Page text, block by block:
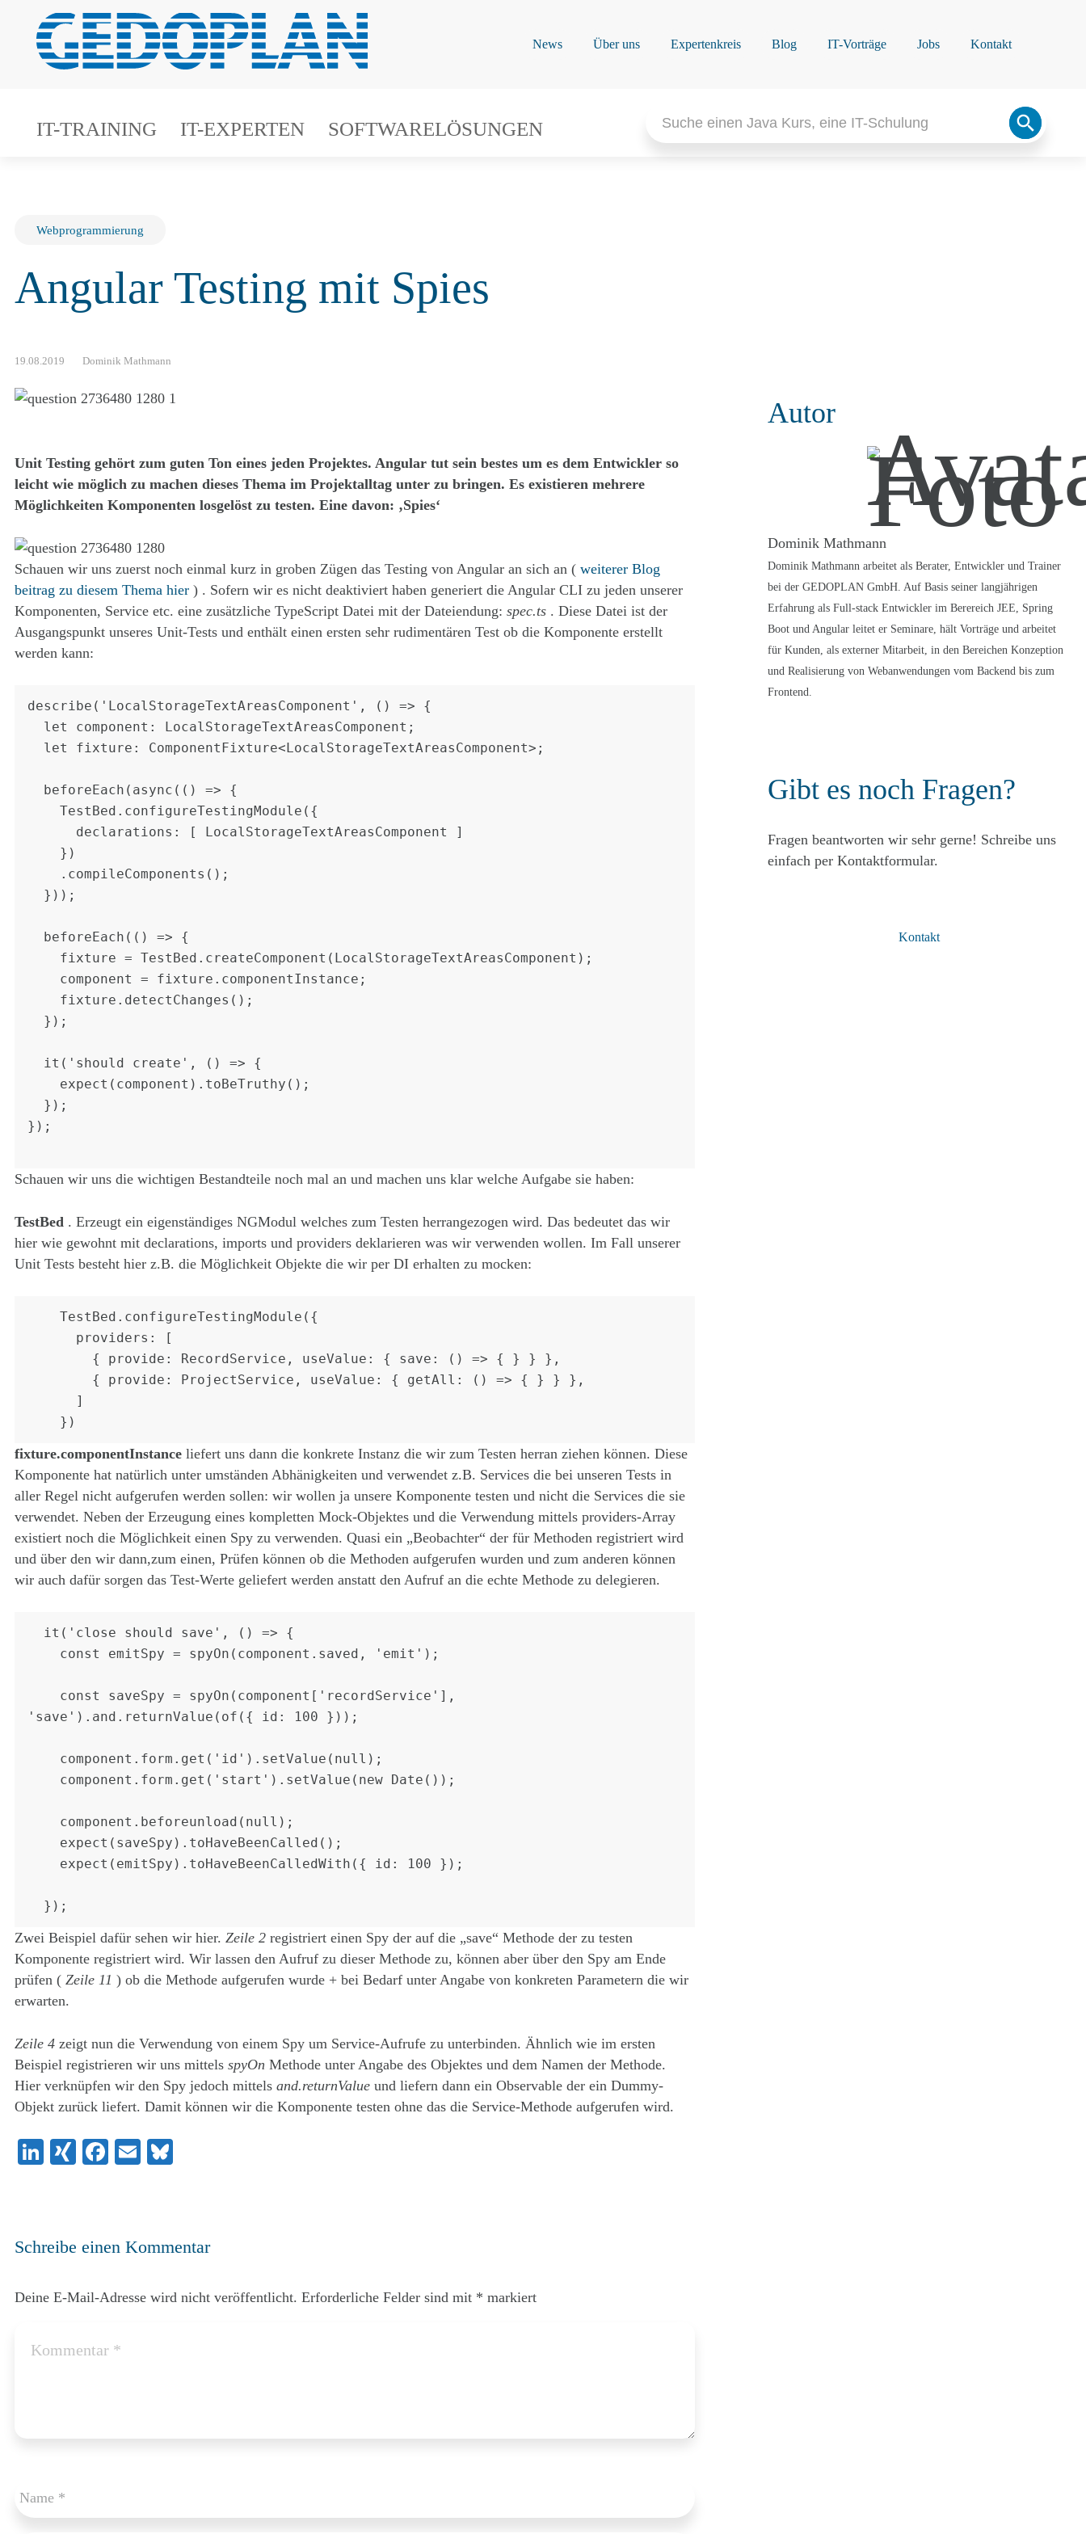
News Über uns Expertenkreis Blog IT-Vorträge Jobs Kontakt
IT-TRAINING IT-EXPERTEN SOFTWARELÖSUNGEN
Search
Button
Webprogrammierung
Angular Testing mit Spies
19.08.2019 Dominik Mathmann
Unit Testing gehört zum guten Ton eines jeden Projektes. Angular tut sein bestes um es dem Entwickler so
leicht wie möglich zu machen dieses Thema im Projektalltag unter zu bringen. Es existieren mehrere
Möglichkeiten Komponenten losgelöst zu testen. Eine davon: ‚Spies‘
Schauen wir uns zuerst noch einmal kurz in groben Zügen das Testing von Angular an sich an ( weiterer Blog
beitrag zu diesem Thema hier ) . Sofern wir es nicht deaktiviert haben generiert die Angular CLI zu jeden unserer
Komponenten, Service etc. eine zusätzliche TypeScript Datei mit der Dateiendung: spec.ts . Diese Datei ist der
Ausgangspunkt unseres Unit-Tests und enthält einen ersten sehr rudimentären Test ob die Komponente erstellt
werden kann:
describe('LocalStorageTextAreasComponent', () => {
    TestBed.configureTestingModule({
});
Schauen wir uns die wichtigen Bestandteile noch mal an und machen uns klar welche Aufgabe sie haben:
TestBed . Erzeugt ein eigenständiges NGModul welches zum Testen herrangezogen wird. Das bedeutet das wir
hier wie gewohnt mit declarations, imports und providers deklarieren was wir verwenden wollen. Im Fall unserer
Unit Tests besteht hier z.B. die Möglichkeit Objekte die wir per DI erhalten zu mocken:
    TestBed.configureTestingModule({
fixture.componentInstance liefert uns dann die konkrete Instanz die wir zum Testen herran ziehen können. Diese
Komponente hat natürlich unter umständen Abhänigkeiten und verwendet z.B. Services die bei unseren Tests in
aller Regel nicht aufgerufen werden sollen: wir wollen ja unsere Komponente testen und nicht die Services die sie
verwendet. Neben der Erzeugung eines kompletten Mock-Objektes und die Verwendung mittels providers-Array
existiert noch die Möglichkeit einen Spy zu verwenden. Quasi ein „Beobachter“ der für Methoden registriert wird
und über den wir dann,zum einen, Prüfen können ob die Methoden aufgerufen wurden und zum anderen können
wir auch dafür sorgen das Test-Werte geliefert werden anstatt den Aufruf an die echte Methode zu delegieren.
'save').and.returnValue(of({ id: 100 }));
Zwei Beispiel dafür sehen wir hier. Zeile 2 registriert einen Spy der auf die „save“ Methode der zu testen
Komponente registriert wird. Wir lassen den Aufruf zu dieser Methode zu, können aber über den Spy am Ende
prüfen ( Zeile 11 ) ob die Methode aufgerufen wurde + bei Bedarf unter Angabe von konkreten Parametern die wir
erwarten.
Zeile 4 zeigt nun die Verwendung von einem Spy um Service-Aufrufe zu unterbinden. Ähnlich wie im ersten
Beispiel registrieren wir uns mittels spyOn Methode unter Angabe des Objektes und dem Namen der Methode.
Hier verknüpfen wir den Spy jedoch mittels and.returnValue und liefern dann ein Observable der ein Dummy-
Objekt zurück liefert. Damit können wir die Komponente testen ohne das die Service-Methode aufgerufen wird.
LinkedIn
XINGFacebook
Email
Schreibe einen Kommentar
Deine E-Mail-Adresse wird nicht veröffentlicht. Erforderliche Felder sind mit * markiert
Autor
Dominik Mathmann
Dominik Mathmann arbeitet als Berater, Entwickler und Trainer
bei der GEDOPLAN GmbH. Auf Basis seiner langjährigen
Erfahrung als Full-stack Entwickler im Berereich JEE, Spring
Boot und Angular leitet er Seminare, hält Vorträge und arbeitet
für Kunden, als externer Mitarbeit, in den Bereichen Konzeption
und Realisierung von Webanwendungen vom Backend bis zum
Frontend.
Gibt es noch Fragen?
Fragen beantworten wir sehr gerne! Schreibe uns
einfach per Kontaktformular.
Kontakt